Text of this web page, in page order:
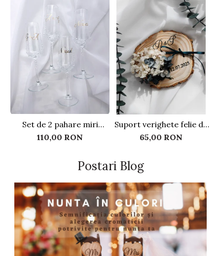
Set de 2 pahare miri
personalizate, cu perle
110,00 RON
Suport verighete felie de
lemn - Flori criogenate
65,00 RON
Postari Blog